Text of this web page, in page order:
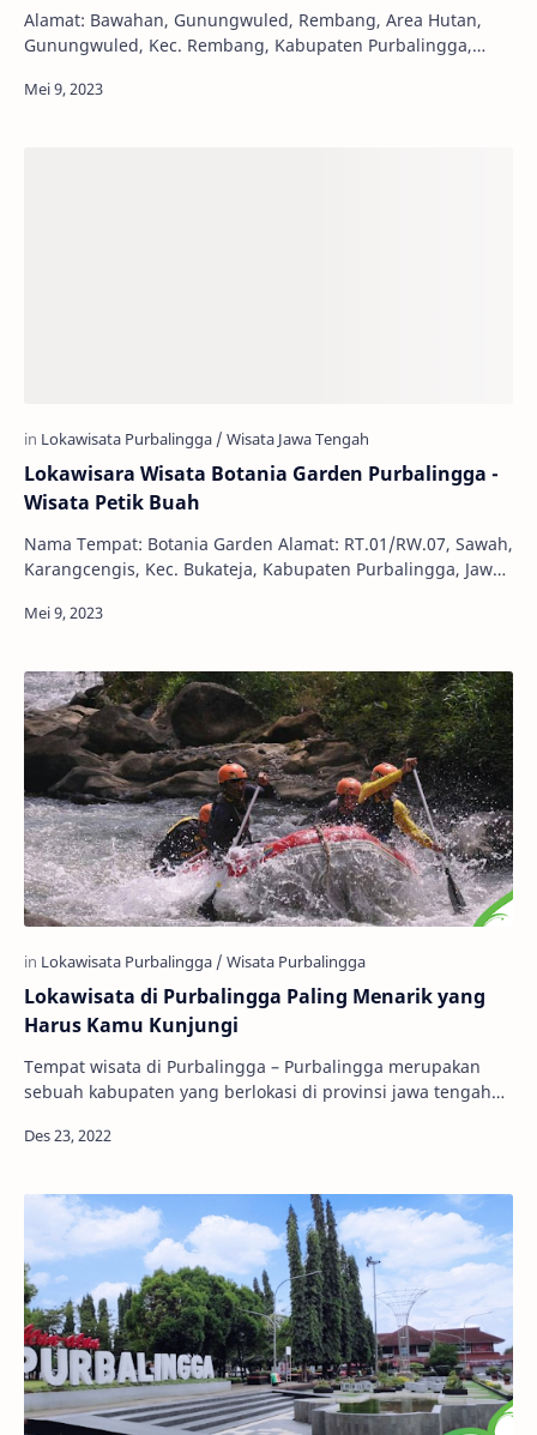
Alamat: Bawahan, Gunungwuled, Rembang, Area Hutan,
Gunungwuled, Kec. Rembang, Kabupaten Purbalingga,
Lokawisara Wisata Botania Garden Purbalingga -
Wisata Petik Buah
Nama Tempat: Botania Garden Alamat: RT.01/RW.07, Sawah,
Karangcengis, Kec. Bukateja, Kabupaten Purbalingga, Jawa
Lokawisata di Purbalingga Paling Menarik yang
Harus Kamu Kunjungi
Tempat wisata di Purbalingga – Purbalingga merupakan
sebuah kabupaten yang berlokasi di provinsi jawa tengah